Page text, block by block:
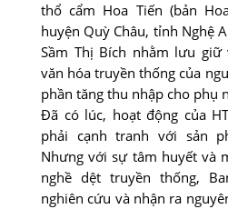
thổ cẩm Hoa Tiến (bản
huyện Quỳ Châu, tỉnh Nghệ
Sầm Thị Bích nhằm lưu giữ
văn hóa truyền thống của
phần tăng thu nhập cho phụ
Đã có lúc, hoạt động của
phải cạnh tranh với sản
Nhưng với sự tâm huyết và
nghề dệt truyền thống,
nghiên cứu và nhận ra